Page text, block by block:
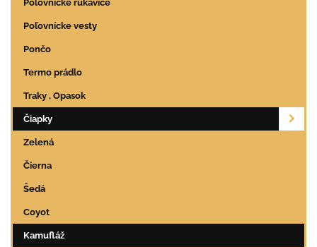
Poľovnícke rukavice
Poľovnícke vesty
Pončo
Termo prádlo
Traky , Opasok
Čiapky
Zelená
Čierna
Šedá
Coyot
Kamufláž